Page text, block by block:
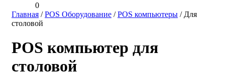
0
Главная /POS Оборудование /POS компьютеры / Для
столовой
POS компьютер для
столовой